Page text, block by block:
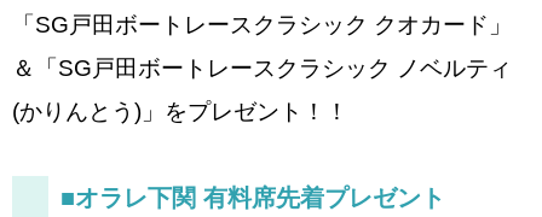
「SG戸田ボートレースクラシック クオカード」
＆「SG戸田ボートレースクラシック ノベルティ
(かりんとう)」をプレゼント！！
■オラレ下関 有料席先着プレゼント